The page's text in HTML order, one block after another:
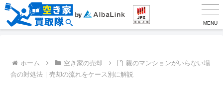
MENU
ホーム 空き家の売却
親のマンションがいらない場
合の対処法｜売却の流れをケース別に解説